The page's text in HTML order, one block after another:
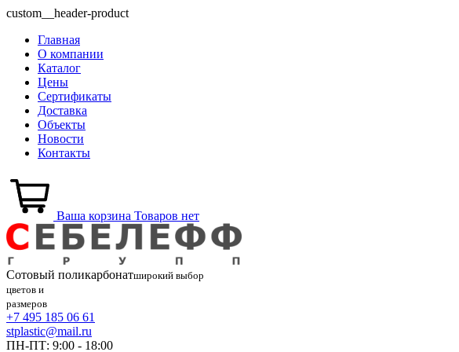
custom__header-product
Главная
О компании
Каталог
Цены
Сертификаты
Доставка
Объекты
Новости
Контакты
Ваша корзина Товаров нет
Сотовый поликарбонатширокий выбор
цветов и
размеров
+7 495 185 06 61
stplastic@mail.ru
ПН-ПТ: 9:00 - 18:00